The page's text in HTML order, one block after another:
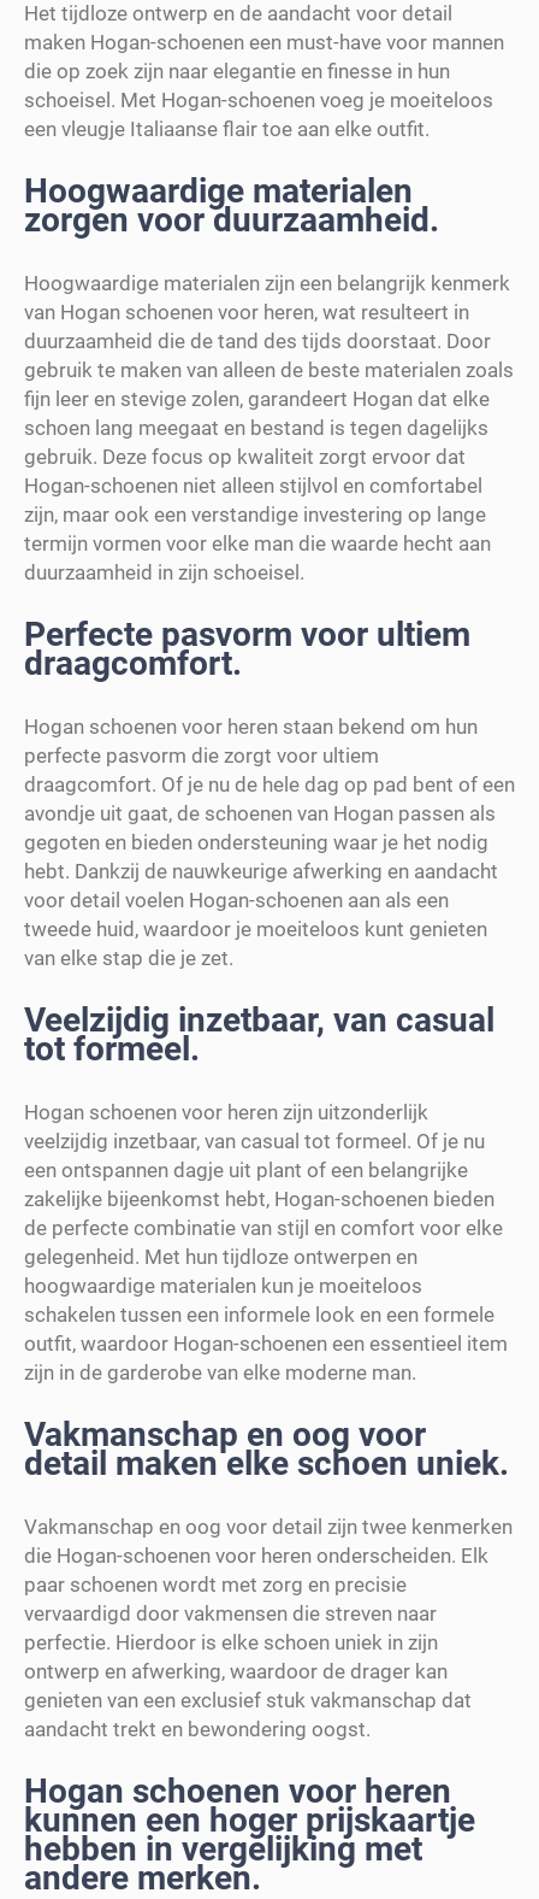
Het tijdloze ontwerp en de aandacht voor detail
maken Hogan-schoenen een must-have voor mannen
die op zoek zijn naar elegantie en finesse in hun
schoeisel. Met Hogan-schoenen voeg je moeiteloos
een vleugje Italiaanse flair toe aan elke outfit.
Hoogwaardige materialen
zorgen voor duurzaamheid.
Hoogwaardige materialen zijn een belangrijk kenmerk
van Hogan schoenen voor heren, wat resulteert in
duurzaamheid die de tand des tijds doorstaat. Door
gebruik te maken van alleen de beste materialen zoals
fijn leer en stevige zolen, garandeert Hogan dat elke
schoen lang meegaat en bestand is tegen dagelijks
gebruik. Deze focus op kwaliteit zorgt ervoor dat
Hogan-schoenen niet alleen stijlvol en comfortabel
zijn, maar ook een verstandige investering op lange
termijn vormen voor elke man die waarde hecht aan
duurzaamheid in zijn schoeisel.
Perfecte pasvorm voor ultiem
draagcomfort.
Hogan schoenen voor heren staan bekend om hun
perfecte pasvorm die zorgt voor ultiem
draagcomfort. Of je nu de hele dag op pad bent of een
avondje uit gaat, de schoenen van Hogan passen als
gegoten en bieden ondersteuning waar je het nodig
hebt. Dankzij de nauwkeurige afwerking en aandacht
voor detail voelen Hogan-schoenen aan als een
tweede huid, waardoor je moeiteloos kunt genieten
van elke stap die je zet.
Veelzijdig inzetbaar, van casual
tot formeel.
Hogan schoenen voor heren zijn uitzonderlijk
veelzijdig inzetbaar, van casual tot formeel. Of je nu
een ontspannen dagje uit plant of een belangrijke
zakelijke bijeenkomst hebt, Hogan-schoenen bieden
de perfecte combinatie van stijl en comfort voor elke
gelegenheid. Met hun tijdloze ontwerpen en
hoogwaardige materialen kun je moeiteloos
schakelen tussen een informele look en een formele
outfit, waardoor Hogan-schoenen een essentieel item
zijn in de garderobe van elke moderne man.
Vakmanschap en oog voor
detail maken elke schoen uniek.
Vakmanschap en oog voor detail zijn twee kenmerken
die Hogan-schoenen voor heren onderscheiden. Elk
paar schoenen wordt met zorg en precisie
vervaardigd door vakmensen die streven naar
perfectie. Hierdoor is elke schoen uniek in zijn
ontwerp en afwerking, waardoor de drager kan
genieten van een exclusief stuk vakmanschap dat
aandacht trekt en bewondering oogst.
Hogan schoenen voor heren
kunnen een hoger prijskaartje
hebben in vergelijking met
andere merken.